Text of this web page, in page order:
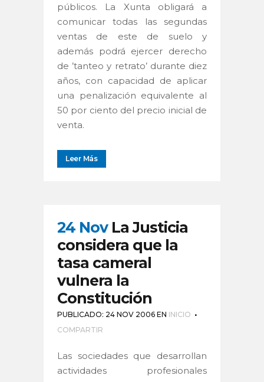
públicos. La Xunta obligará a
comunicar todas las segundas
ventas de este de suelo y
además podrá ejercer derecho
de ’tanteo y retrato’ durante diez
años, con capacidad de aplicar
una penalización equivalente al
50 por ciento del precio inicial de
venta.
Leer Más
24 Nov La Justicia
considera que la
tasa cameral
vulnera la
Constitución
PUBLICADO: 24 NOV 2006 EN INICIO
COMPARTIR
Las sociedades que desarrollan
actividades profesionales